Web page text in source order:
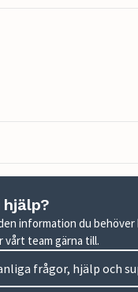
information du behöver
vårt team gärna till.
frågor, hjälp och